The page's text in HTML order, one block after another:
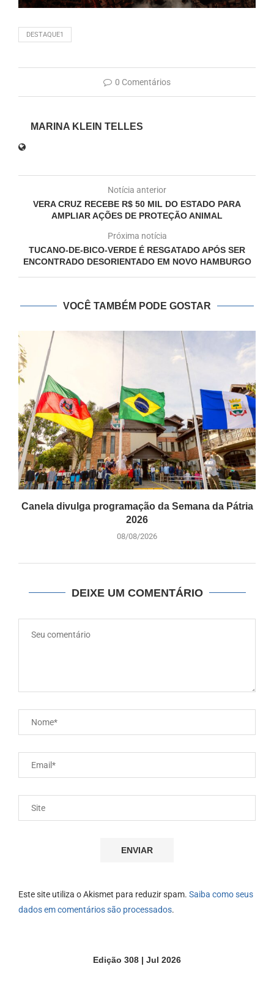
DESTAQUE1
0 Comentários
MARINA KLEIN TELLES
Notícia anterior
VERA CRUZ RECEBE R$ 50 MIL DO ESTADO PARA
AMPLIAR AÇÕES DE PROTEÇÃO ANIMAL
Próxima notícia
TUCANO-DE-BICO-VERDE É RESGATADO APÓS SER
ENCONTRADO DESORIENTADO EM NOVO HAMBURGO
VOCÊ TAMBÉM PODE GOSTAR
Canela divulga programação da Semana da Pátria
2026
08/08/2026
DEIXE UM COMENTÁRIO
Este site utiliza o Akismet para reduzir spam. Saiba como seus
dados em comentários são processados.
Edição 308 | Jul 2026